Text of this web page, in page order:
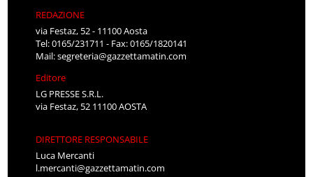
REDAZIONE
via Festaz, 52 - 11100 Aosta
Tel: 0165/231711 - Fax: 0165/1820141
Mail:segreteria@gazzettamatin.com
Editore
LG PRESSE S.R.L.
via Festaz, 52 11100 AOSTA
DIRETTORE RESPONSABILE
Luca Mercanti
l.mercanti@gazzettamatin.com